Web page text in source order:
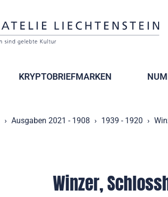
KRYPTOBRIEFMARKEN
Ausgaben 2021 - 1908 1939 - 1920
Winzer,